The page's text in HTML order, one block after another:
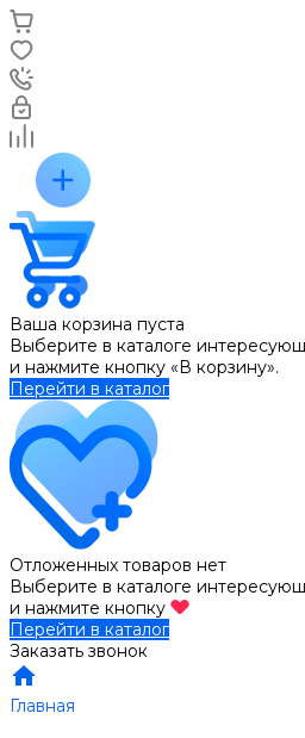
Ваша корзина пуста
Выберите в каталоге
и нажмите кнопку «В корзину».
Перейти в каталог
Отложенных товаров нет
Выберите в каталоге
и нажмите кнопку
Перейти в каталог
Заказать звонок
Главная